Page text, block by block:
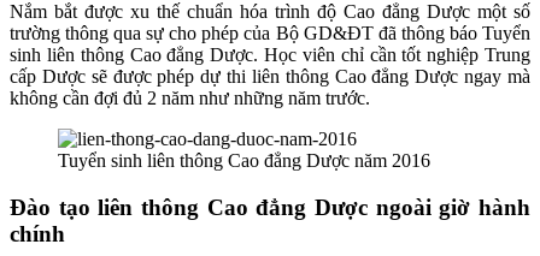
Nắm bắt được xu thế chuẩn hóa trình độ Cao đẳng Dược một số
trường thông qua sự cho phép của Bộ GD&ĐT đã thông báo Tuyển
sinh liên thông Cao đẳng Dược. Học viên chỉ cần tốt nghiệp Trung
cấp Dược sẽ được phép dự thi liên thông Cao đẳng Dược ngay mà
không cần đợi đủ 2 năm như những năm trước.
Tuyển sinh liên thông Cao đẳng Dược năm 2016
Đào tạo liên thông Cao đẳng Dược ngoài giờ hành
chính